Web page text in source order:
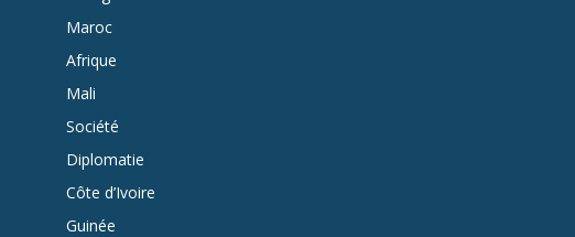
Maroc
Afrique
Mali
Société
Diplomatie
Côte d’Ivoire
Guinée